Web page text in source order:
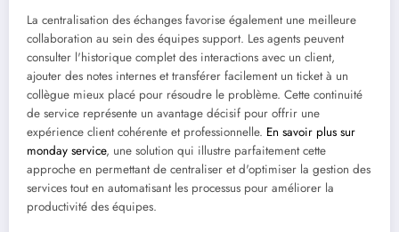
La centralisation des échanges favorise également une meilleure
collaboration au sein des équipes support. Les agents peuvent
consulter l'historique complet des interactions avec un client,
ajouter des notes internes et transférer facilement un ticket à un
collègue mieux placé pour résoudre le problème. Cette continuité
de service représente un avantage décisif pour offrir une
expérience client cohérente et professionnelle. En savoir plus sur
monday service, une solution qui illustre parfaitement cette
approche en permettant de centraliser et d'optimiser la gestion des
services tout en automatisant les processus pour améliorer la
productivité des équipes.